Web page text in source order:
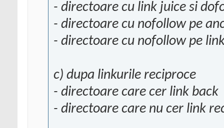
- directoare cu link juice si
- directoare cu nofollow pe
- directoare cu nofollow pe
c) dupa linkurile reciproce
- directoare care cer link back
- directoare care nu cer link